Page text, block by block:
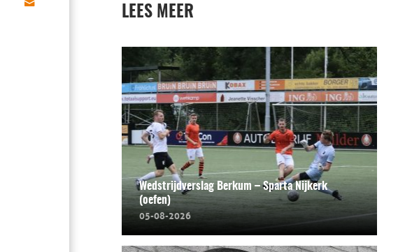
LEES MEER
Wedstrijdverslag Berkum – Sparta Nijkerk
(oefen)
05-08-2026